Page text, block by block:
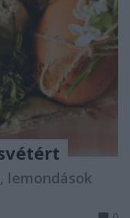
lemondások